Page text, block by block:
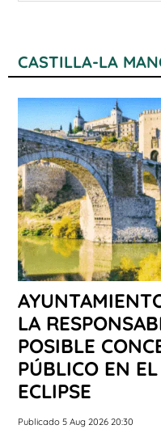
CASTILLA-LA
LA
POSIBLE
PÚBLICO EN
ECLIPSE
Publicado 5 Aug 2026 20:30